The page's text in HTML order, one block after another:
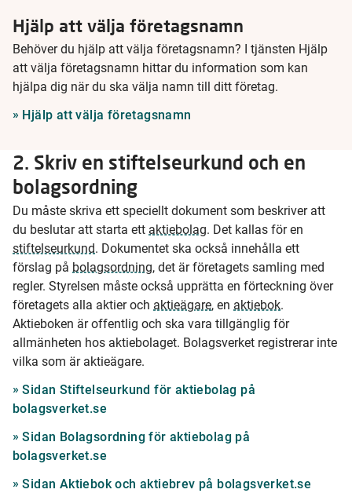
Hjälp att välja företagsnamn
Behöver du hjälp att välja företagsnamn? I tjänsten Hjälp
att välja företagsnamn hittar du information som kan
hjälpa dig när du ska välja namn till ditt företag.
Hjälp att välja företagsnamn
2. Skriv en stiftelseurkund och en
bolagsordning
Du måste skriva ett speciellt dokument som beskriver att
du beslutar att starta ett aktiebolag. Det kallas för en
stiftelseurkund. Dokumentet ska också innehålla ett
förslag på bolagsordning, det är företagets samling med
regler. Styrelsen måste också upprätta en förteckning över
företagets alla aktier och aktieägare, en aktiebok.
Aktieboken är offentlig och ska vara tillgänglig för
allmänheten hos aktiebolaget. Bolagsverket registrerar inte
vilka som är aktieägare.
Sidan Stiftelseurkund för aktiebolag på
bolagsverket.se
Sidan Bolagsordning för aktiebolag på
bolagsverket.se
Sidan Aktiebok och aktiebrev på bolagsverket.se